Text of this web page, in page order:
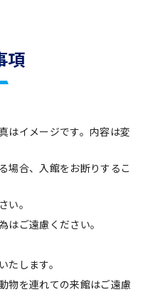
項
はイメージです。内容は変
場合、入館をお断りするこ
い。
はご遠慮ください。
たします。
物を連れての来館はご遠慮